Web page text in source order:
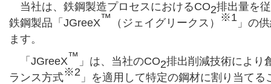
当社は、鉄鋼製造プロセスにおけるCO2排出量を
鉄鋼製品「JGreeX™ （ジェイグリークス） ※1 」の
ます。
「JGreeX™ 」は、当社のCO2排出削減技術により
ランス方式※2 」を適用して特定の鋼材に割り当て